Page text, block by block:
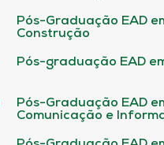
Pós-Graduação EAD
Construção
Pós-graduação EAD
Pós-Graduação EAD
Comunicação e